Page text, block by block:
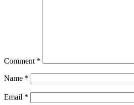
Comment *
Name *
Email *